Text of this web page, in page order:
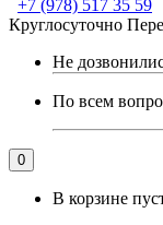
+7 (978) 517 35 59
Круглосуточно
Не
По всем
0
В корзине